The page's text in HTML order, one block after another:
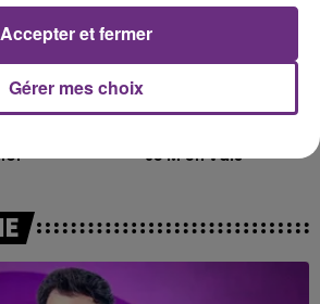
Je M'en Vais
Gérer mes choix
Accepter et fermer